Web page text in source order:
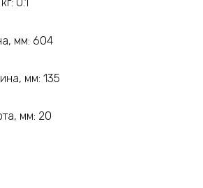
0.1
мм: 604
мм: 135
мм: 20